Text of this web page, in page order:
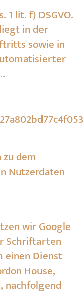
lit. f) DSGVO.
in der
sowie in
dem
Nutzerdaten
wir Google
Schriftarten
einen Dienst
House,
nachfolgend